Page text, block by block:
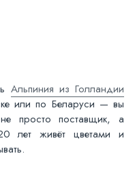
Альпиния из Голландии
или по Беларуси — вы
просто поставщик, а
лет живёт цветами и